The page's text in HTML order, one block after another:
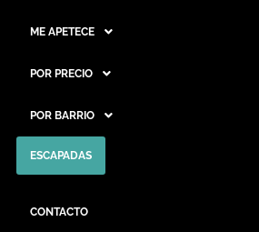
ME APETECE
POR PRECIO
POR BARRIO
ESCAPADAS
CONTACTO